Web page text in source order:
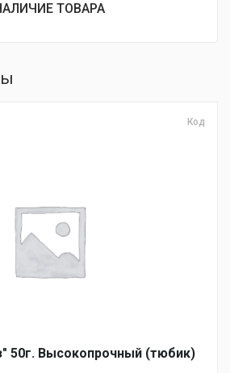
ТОВАРА
Код
50г. Высокопрочный (тюбик)